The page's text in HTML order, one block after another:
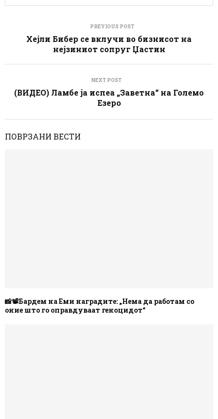
PREVIOUS POST
Хејли Бибер се вклучи во бизнисот на
нејзиниот сопруг Џастин
NEXT POST
(ВИДЕО) Ламбе ја испеа „Заветна“ на Големо
Езеро
ПОВРЗАНИ ВЕСТИ
📸📽️Бардем на Еми наградите: „Нема да работам со
оние што го оправдуваат геноцидот“